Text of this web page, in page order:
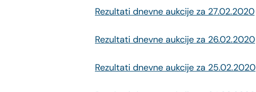
Rezultati dnevne aukcije za 27.02.2020
Rezultati dnevne aukcije za 26.02.2020
Rezultati dnevne aukcije za 25.02.2020